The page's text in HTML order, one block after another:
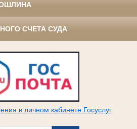
СЧЕТА СУДА
в личном кабинете Госуслуг